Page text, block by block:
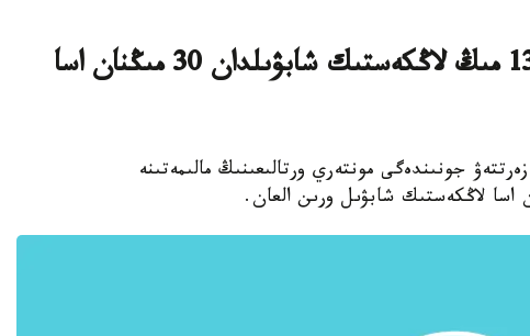
ە. قارين: 2014 -جىلى الەمدە 13 مىڭ لاڭكەستىك شابۋىلدان 30 مىڭنان اسا
جونىندەگى مونتەري ورتالىعىنىڭ مالىمەتىنە